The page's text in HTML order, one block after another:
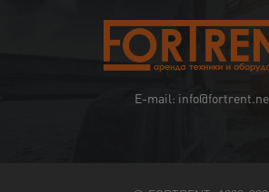
E-mail: